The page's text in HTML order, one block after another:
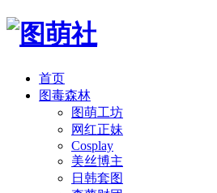
首页
图毒森林
图萌工坊
网红正妹
Cosplay
美丝博主
日韩套图